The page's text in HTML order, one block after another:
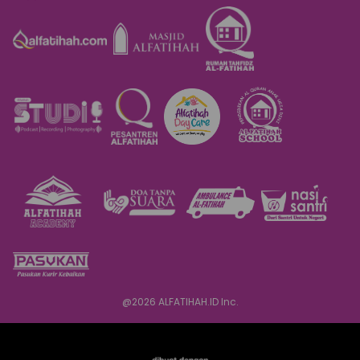
@2026 ALFATIHAH.ID Inc.